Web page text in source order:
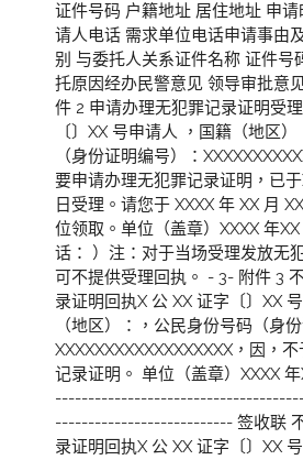
证件号码 户籍地址 居住地址 申
请人电话 需求单位电话申请事由
别 与委托人关系证件名称 证件号
托原因经办民警意见 领导审批意
件 2 申请办理无犯罪记录证明受
〔〕XX 号申请人 ，国籍（地区
（身份证明编号）：
要申请办理无犯罪记录证明，已于
日受理。请您于 XXXX 年 XX 月
位领取。单位（盖章）XXXX 年
话： ）注：对于当场受理发放无
可不提供受理回执。 - 3- 附件 3
录证明回执X 公 XX 证字〔〕XX
（地区）：，公民身份号码（身
XXXXXXXXXXXXXXXXXX，因，
记录证明。 单位（盖章）XXXX
--------------------------- 签收联
录证明回执X 公 XX 证字〔〕XX